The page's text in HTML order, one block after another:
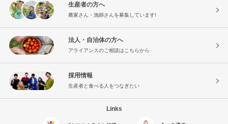
生産者の方へ
農家さん・漁師さんを募集しています!
法人・自治体の方へ
アライアンスのご相談はこちらから
採用情報
生産者と食べる人をつなぎたい
Links